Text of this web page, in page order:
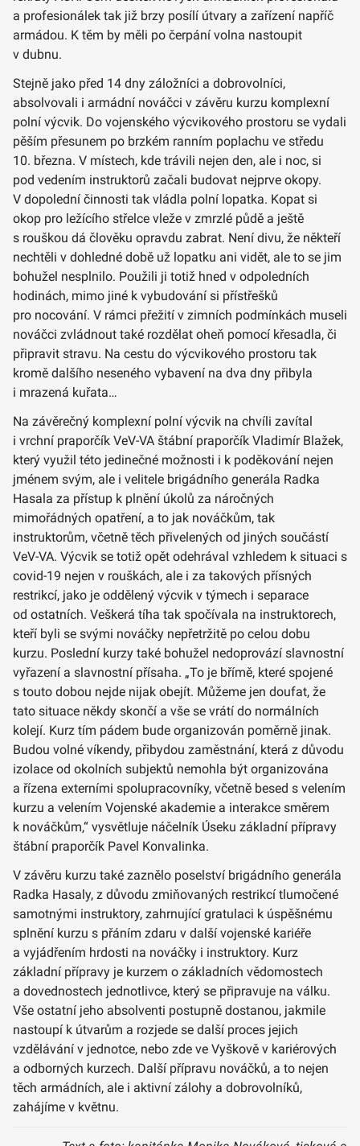
a profesionálek tak již brzy posílí útvary a zařízení napříč
armádou. K těm by měli po čerpání volna nastoupit
v dubnu.
Stejně jako před 14 dny záložníci a dobrovolníci,
absolvovali i armádní nováčci v závěru kurzu komplexní
polní výcvik. Do vojenského výcvikového prostoru se vydali
pěším přesunem po brzkém ranním poplachu ve středu
10. března. V místech, kde trávili nejen den, ale i noc, si
pod vedením instruktorů začali budovat nejprve okopy.
V dopolední činnosti tak vládla polní lopatka. Kopat si
okop pro ležícího střelce vleže v zmrzlé půdě a ještě
s rouškou dá člověku opravdu zabrat. Není divu, že někteří
nechtěli v dohledné době už lopatku ani vidět, ale to se jim
bohužel nesplnilo. Použili ji totiž hned v odpoledních
hodinách, mimo jiné k vybudování si přístřešků
pro nocování. V rámci přežití v zimních podmínkách museli
nováčci zvládnout také rozdělat oheň pomocí křesadla, či
připravit stravu. Na cestu do výcvikového prostoru tak
kromě dalšího neseného vybavení na dva dny přibyla
i mrazená kuřata…
Na závěrečný komplexní polní výcvik na chvíli zavítal
i vrchní praporčík VeV-VA štábní praporčík Vladimír Blažek,
který využil této jedinečné možnosti i k poděkování nejen
jménem svým, ale i velitele brigádního generála Radka
Hasala za přístup k plnění úkolů za náročných
mimořádných opatření, a to jak nováčkům, tak
instruktorům, včetně těch přivelených od jiných součástí
VeV-VA. Výcvik se totiž opět odehrával vzhledem k situaci s
covid-19 nejen v rouškách, ale i za takových přísných
restrikcí, jako je oddělený výcvik v týmech i separace
od ostatních. Veškerá tíha tak spočívala na instruktorech,
kteří byli se svými nováčky nepřetržitě po celou dobu
kurzu. Poslední kurzy také bohužel nedoprovází slavnostní
vyřazení a slavnostní přísaha. „To je břímě, které spojené
s touto dobou nejde nijak obejít. Můžeme jen doufat, že
tato situace někdy skončí a vše se vrátí do normálních
kolejí. Kurz tím pádem bude organizován poměrně jinak.
Budou volné víkendy, přibydou zaměstnání, která z důvodu
izolace od okolních subjektů nemohla být organizována
a řízena externími spolupracovníky, včetně besed s velením
kurzu a velením Vojenské akademie a interakce směrem
k nováčkům,“ vysvětluje náčelník Úseku základní přípravy
štábní praporčík Pavel Konvalinka.
V závěru kurzu také zaznělo poselství brigádního generála
Radka Hasaly, z důvodu zmiňovaných restrikcí tlumočené
samotnými instruktory, zahrnující gratulaci k úspěšnému
splnění kurzu s přáním zdaru v další vojenské kariéře
a vyjádřením hrdosti na nováčky i instruktory. Kurz
základní přípravy je kurzem o základních vědomostech
a dovednostech jednotlivce, který se připravuje na válku.
Vše ostatní jeho absolventi postupně dostanou, jakmile
nastoupí k útvarům a rozjede se další proces jejich
vzdělávání v jednotce, nebo zde ve Vyškově v kariérových
a odborných kurzech. Další přípravu nováčků, a to nejen
těch armádních, ale i aktivní zálohy a dobrovolníků,
zahájíme v květnu.